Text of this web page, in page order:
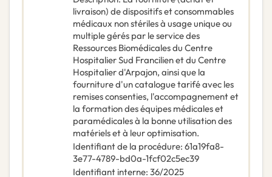
livraison) de dispositifs et consommables
médicaux non stériles à usage unique ou
multiple gérés par le service des
Ressources Biomédicales du Centre
Hospitalier Sud Francilien et du Centre
Hospitalier d'Arpajon, ainsi que la
fourniture d'un catalogue tarifé avec les
remises consenties, l'accompagnement et
la formation des équipes médicales et
paramédicales à la bonne utilisation des
matériels et à leur optimisation.
Identifiant de la procédure: 61a19fa8-
3e77-4789-bd0a-1fcf02c5ec39
Identifiant interne: 36/2025